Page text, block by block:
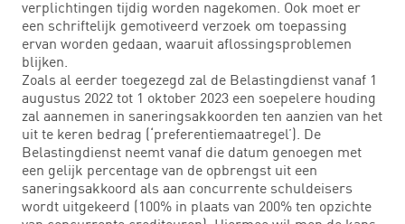
verplichtingen tijdig worden nagekomen. Ook moet er
een schriftelijk gemotiveerd verzoek om toepassing
ervan worden gedaan, waaruit aflossingsproblemen
blijken.
Zoals al eerder toegezegd zal de Belastingdienst vanaf 1
augustus 2022 tot 1 oktober 2023 een soepelere houding
zal aannemen in saneringsakkoorden ten aanzien van het
uit te keren bedrag (‘preferentiemaatregel’). De
Belastingdienst neemt vanaf die datum genoegen met
een gelijk percentage van de opbrengst uit een
saneringsakkoord als aan concurrente schuldeisers
wordt uitgekeerd (100% in plaats van 200% ten opzichte